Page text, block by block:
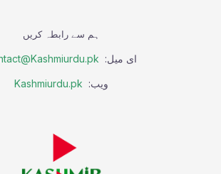
ہم سے رابطہ کریں
ای میل:
ویب: Kashmiurdu.pk